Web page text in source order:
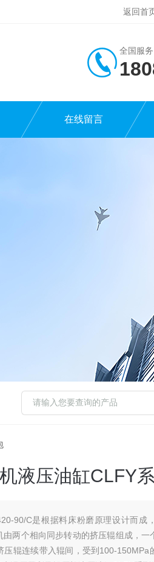
返回首
全国服
在线留言
液压油缸CLFY
90/C是根据料床粉磨原理设计而成
两个相向同步转动的挤压辊组成，一
辊连续带入辊间，受到100-150MPa